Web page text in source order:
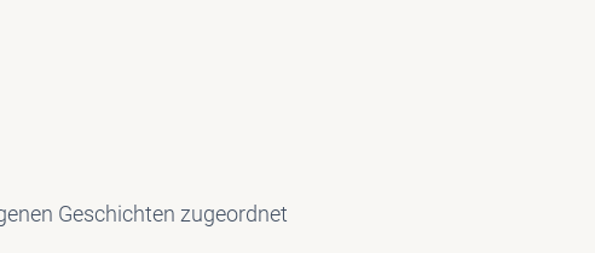
Geschichten zugeordnet